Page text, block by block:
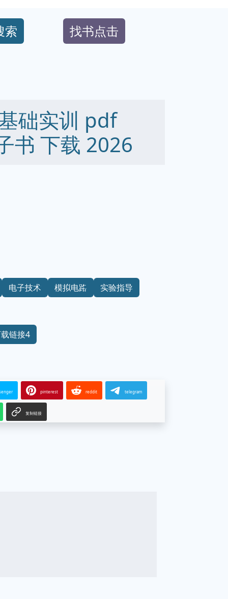
索 找书点击
础实训 pdf
书 下载 2026
电子技术 模拟电路 实验指导
链接4
pinterest reddit telegram
复制链接